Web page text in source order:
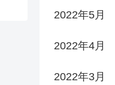
2022年5月
2022年4月
2022年3月